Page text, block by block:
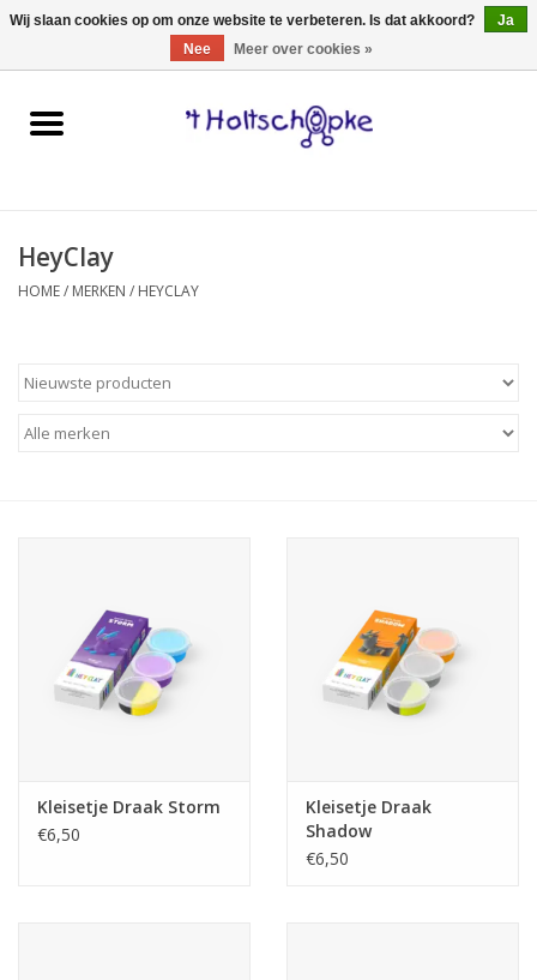
0 Artikelen - €0,00
Home
spellen
schmink & make-up
knuffels
HeyClay
HOME/ MERKEN / HEYCLAY
Kleisetje Draak Storm
€6,50
Kleisetje Draak
Shadow
€6,50
Wij slaan cookies op om onze website te verbeteren. Is dat akkoord?
Ja
Nee
Meer over cookies »